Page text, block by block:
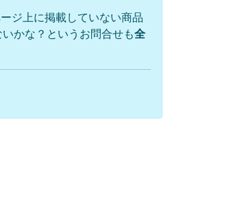
ジ上に掲載していない商品
かな？というお問合せも全